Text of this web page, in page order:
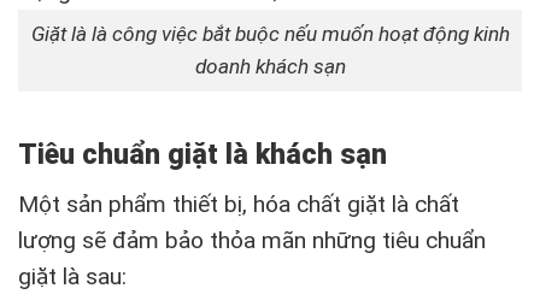
Giặt là là công việc bắt buộc nếu muốn hoạt động kinh
doanh khách sạn
Tiêu chuẩn giặt là khách sạn
Một sản phẩm thiết bị, hóa chất giặt là chất
lượng sẽ đảm bảo thỏa mãn những tiêu chuẩn
giặt là sau: